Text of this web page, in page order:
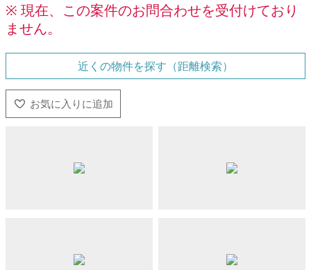
※ 現在、この案件のお問合わせを受付けており
ません。
近くの物件を探す（距離検索）